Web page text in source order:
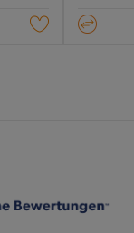
Sternen.